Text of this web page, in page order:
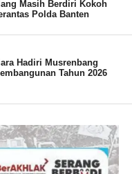
Masih Berdiri Kokoh
Polda Banten
Hadiri Musrenbang
Tahun 2026